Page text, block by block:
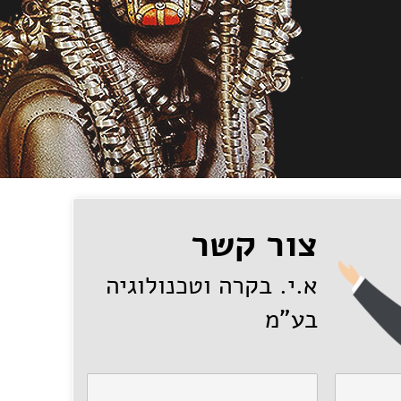
צור קשר
א.י. בקרה וטכנולוגיה
בע"מ